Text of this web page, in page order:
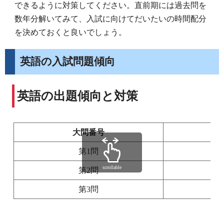
できるように対策してください。直前期には過去問を
数年分解いてみて、入試に向けてだいたいの時間配分
を決めておくと良いでしょう。
英語の入試問題傾向
英語の出題傾向と対策
大問番号
第1問
第2問
第3問
scrollable